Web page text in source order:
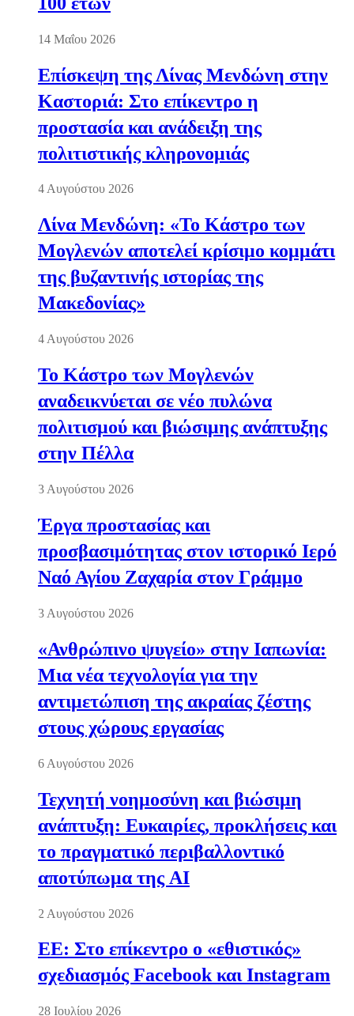
14 Μαΐου 2026
Επίσκεψη της Λίνας Μενδώνη στην
Καστοριά: Στο επίκεντρο η
προστασία και ανάδειξη της
πολιτιστικής κληρονομιάς
4 Αυγούστου 2026
Λίνα Μενδώνη: «Το Κάστρο των
Μογλενών αποτελεί κρίσιμο κομμάτι
της βυζαντινής ιστορίας της
Μακεδονίας»
4 Αυγούστου 2026
Το Κάστρο των Μογλενών
αναδεικνύεται σε νέο πυλώνα
πολιτισμού και βιώσιμης ανάπτυξης
στην Πέλλα
3 Αυγούστου 2026
Έργα προστασίας και
προσβασιμότητας στον ιστορικό Ιερό
Ναό Αγίου Ζαχαρία στον Γράμμο
3 Αυγούστου 2026
«Ανθρώπινο ψυγείο» στην Ιαπωνία:
Μια νέα τεχνολογία για την
αντιμετώπιση της ακραίας ζέστης
στους χώρους εργασίας
6 Αυγούστου 2026
Τεχνητή νοημοσύνη και βιώσιμη
ανάπτυξη: Ευκαιρίες, προκλήσεις και
το πραγματικό περιβαλλοντικό
αποτύπωμα της AI
2 Αυγούστου 2026
ΕΕ: Στο επίκεντρο ο «εθιστικός»
σχεδιασμός Facebook και Instagram
28 Ιουλίου 2026